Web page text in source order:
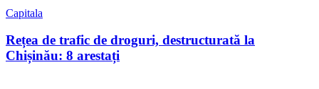
Capitala
Rețea de trafic de droguri, destructurată la
Chișinău: 8 arestați